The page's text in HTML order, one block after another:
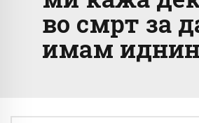
во смрт за
имам